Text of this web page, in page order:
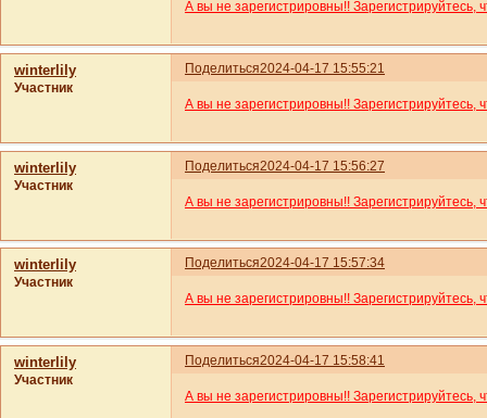
А вы не зарегистрировны!! Зарегистрируйтесь,
Поделиться2024-04-17 15:55:21
winterlily
Участник
А вы не зарегистрировны!! Зарегистрируйтесь,
Поделиться2024-04-17 15:56:27
winterlily
Участник
А вы не зарегистрировны!! Зарегистрируйтесь,
Поделиться2024-04-17 15:57:34
winterlily
Участник
А вы не зарегистрировны!! Зарегистрируйтесь,
Поделиться2024-04-17 15:58:41
winterlily
Участник
А вы не зарегистрировны!! Зарегистрируйтесь,